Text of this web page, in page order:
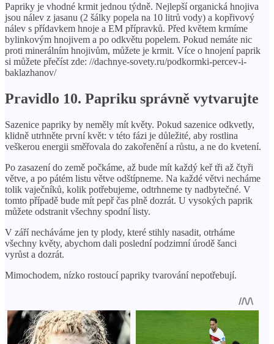
Papriky je vhodné krmit jednou týdně. Nejlepší organická hnojiva
jsou nálev z jasanu (2 šálky popela na 10 litrů vody) a kopřivový
nálev s přídavkem hnoje a EM přípravků. Před květem krmíme
bylinkovým hnojivem a po odkvětu popelem. Pokud nemáte nic
proti minerálním hnojivům, můžete je krmit. Více o hnojení paprik
si můžete přečíst zde: //dachnye-sovety.ru/podkormki-percev-i-
baklazhanov/
Pravidlo 10. Papriku správně vytvarujte
Sazenice papriky by neměly mít květy. Pokud sazenice odkvetly,
klidně utrhněte první květ: v této fázi je důležité, aby rostlina
veškerou energii směřovala do zakořenění a růstu, a ne do kvetení.
Po zasazení do země počkáme, až bude mít každý keř tři až čtyři
větve, a po pátém listu větve odštípneme. Na každé větvi necháme
tolik vaječníků, kolik potřebujeme, odtrhneme ty nadbytečné. V
tomto případě bude mít pepř čas plně dozrát. U vysokých paprik
můžete odstranit všechny spodní listy.
V září necháváme jen ty plody, které stihly nasadit, otrháme
všechny květy, abychom dali poslední podzimní úrodě šanci
vyrůst a dozrát.
Mimochodem, nízko rostoucí papriky tvarování nepotřebují.